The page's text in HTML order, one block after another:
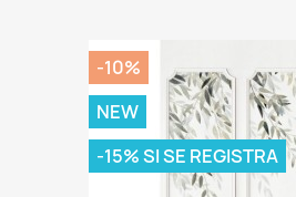
-10%
NEW
-15% SI SE REGISTRA